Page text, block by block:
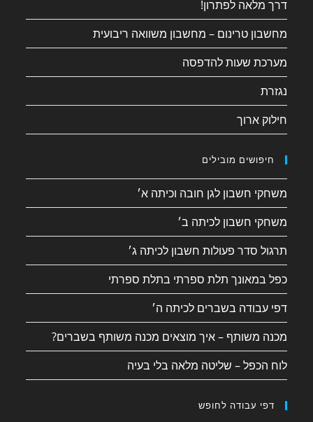
דרך מלאה לפתרון!
מחשבון טרינום – מחשבון משוואה ריבועית
מערכת שעות להדפסה
נגזרת
חילוק ארוך
חיפושים מובילים
משחקי חשבון לגן חובה וכיתה א׳
משחקי חשבון לכיתה ב׳
תרגול סדר פעולות חשבון לכיתה ג׳
כפל במאונך תלת ספרתי בתלת ספרתי
דפי עבודה בשברים לכיתה ה׳
מכנה משותף – איך מוצאים מכנה משותף בשברים?
לוח הכפל – שליטה מלאה בלי בעיה
דפי עבודה לחופש